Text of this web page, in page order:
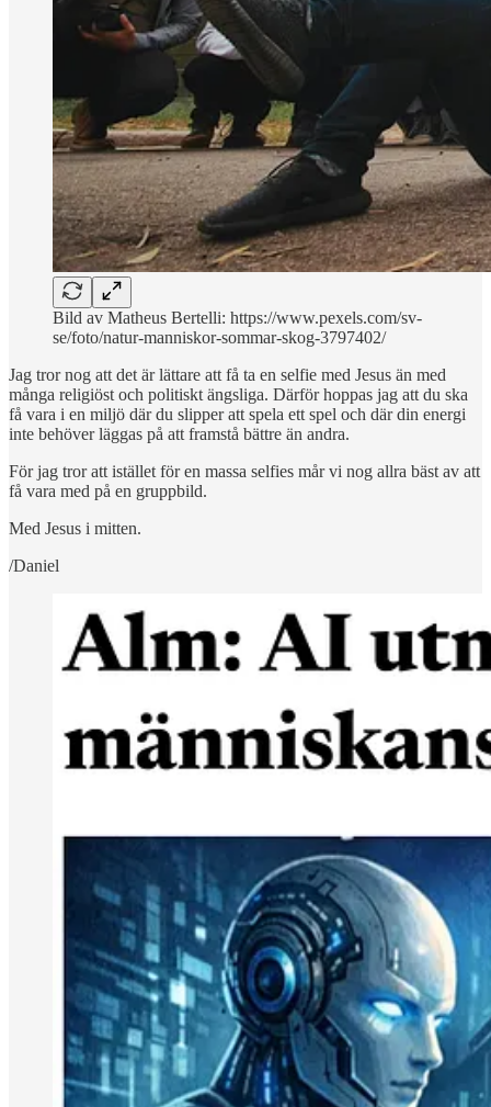
Bild av Matheus Bertelli: https://www.pexels.com/sv-
se/foto/natur-manniskor-sommar-skog-3797402/
Jag tror nog att det är lättare att få ta en selfie med Jesus än med
många religiöst och politiskt ängsliga. Därför hoppas jag att du ska
få vara i en miljö där du slipper att spela ett spel och där din energi
inte behöver läggas på att framstå bättre än andra.
För jag tror att istället för en massa selfies mår vi nog allra bäst av att
få vara med på en gruppbild.
Med Jesus i mitten.
/Daniel